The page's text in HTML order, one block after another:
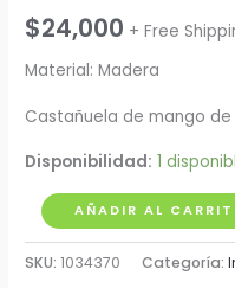
$24,000 + Free
Material: Madera
Castañuela de mango
Disponibilidad: 1
Castañuelas
Mc-
Art
AÑADIR AL
SKU:1034370 Categoría: